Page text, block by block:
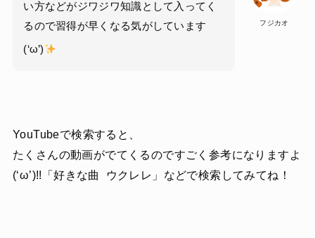
フジカオ
い方などがジワジワ知識として入ってく
るので習得が早くなる気がしています
(‘ω’)
YouTubeで検索すると、
たくさんの動画がでてくるのですごく参考になりますよ
(‘ω’)!!「好きな曲 ウクレレ」などで検索してみてね！